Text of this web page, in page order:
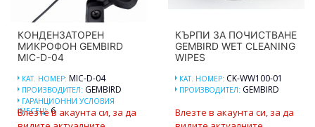
КОНДЕНЗАТОРЕН
МИКРОФОН GEMBIRD
MIC-D-04
КАТ. НОМЕР: MIC-D-04
ПРОИЗВОДИТЕЛ: GEMBIRD
ГАРАНЦИОННИ УСЛОВИЯ
(МЕСЕЦ): 6
Влезте в акаунта си, за да
КЪРПИ ЗА ПОЧИСТВАНЕ
GEMBIRD WET CLEANING
WIPES
КАТ. НОМЕР: CK-WW100-01
ПРОИЗВОДИТЕЛ: GEMBIRD
Влезте в акаунта си, за да